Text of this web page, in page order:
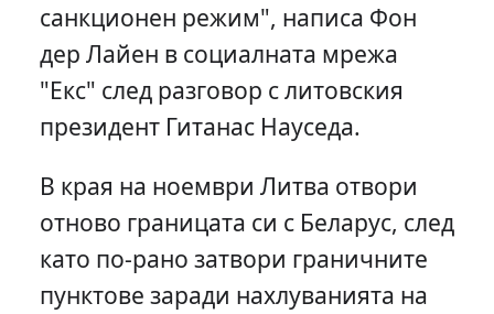
санкционен режим", написа Фон
дер Лайен в социалната мрежа
"Екс" след разговор с литовския
президент Гитанас Науседа.
В края на ноември Литва отвори
отново границата си с Беларус, след
като по-рано затвори граничните
пунктове заради нахлуванията на